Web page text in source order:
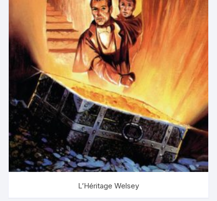
L’Héritage Welsey